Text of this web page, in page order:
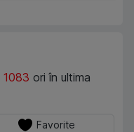
1083 ori în ultima
Favorite